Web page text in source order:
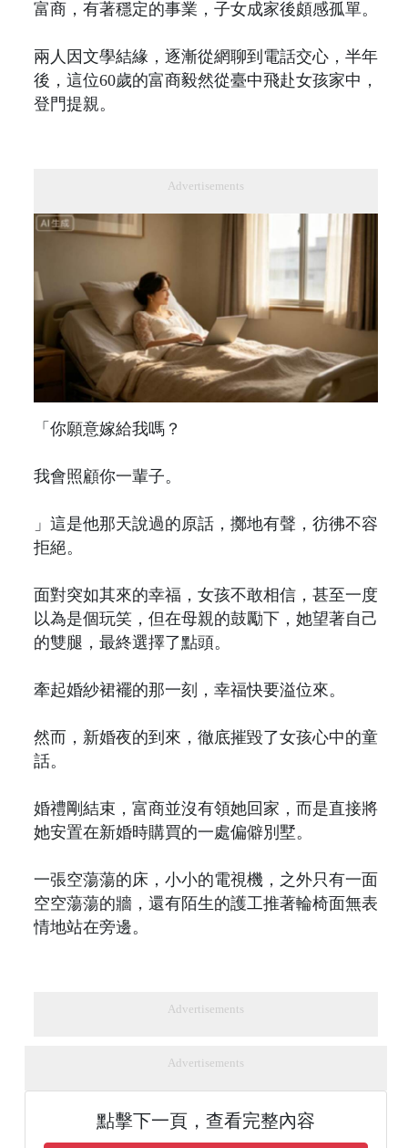
富商，有著穩定的事業，子女成家後頗感孤單。
兩人因文學結緣，逐漸從網聊到電話交心，半年
後，這位60歲的富商毅然從臺中飛赴女孩家中，
登門提親。
Advertisements
「你願意嫁給我嗎？
我會照顧你一輩子。
」這是他那天說過的原話，擲地有聲，彷彿不容
拒絕。
面對突如其來的幸福，女孩不敢相信，甚至一度
以為是個玩笑，但在母親的鼓勵下，她望著自己
的雙腿，最終選擇了點頭。
牽起婚紗裙襬的那一刻，幸福快要溢位來。
然而，新婚夜的到來，徹底摧毀了女孩心中的童
話。
婚禮剛結束，富商並沒有領她回家，而是直接將
她安置在新婚時購買的一處偏僻別墅。
一張空蕩蕩的床，小小的電視機，之外只有一面
空空蕩蕩的牆，還有陌生的護工推著輪椅面無表
情地站在旁邊。
Advertisements
Advertisements
點擊下一頁，查看完整內容